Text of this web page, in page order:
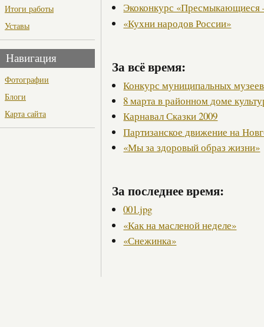
Итоги работы
Уставы
Навигация
Фотографии
Блоги
Карта сайта
Экоконкурс «Пресмыкающиеся
«Кухни народов России»
За всё время:
Конкурс муниципальных музеев
8 марта в районном доме
Карнавал Сказки 2009
Партизанское движение на
«Мы за здоровый образ жизни»
За последнее время:
001.jpg
«Как на масленой неделе»
«Снежинка»